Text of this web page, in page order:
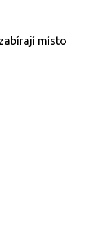
místo